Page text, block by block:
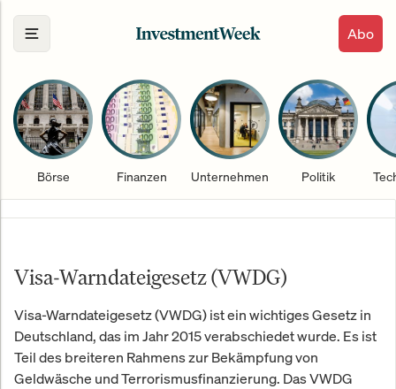
Abo
Börse Finanzen Unternehmen Politik
Visa-Warndateigesetz (VWDG)
Visa-Warndateigesetz (VWDG) ist ein wichtiges Gesetz in
Deutschland, das im Jahr 2015 verabschiedet wurde. Es ist
Teil des breiteren Rahmens zur Bekämpfung von
Geldwäsche und Terrorismusfinanzierung. Das VWDG